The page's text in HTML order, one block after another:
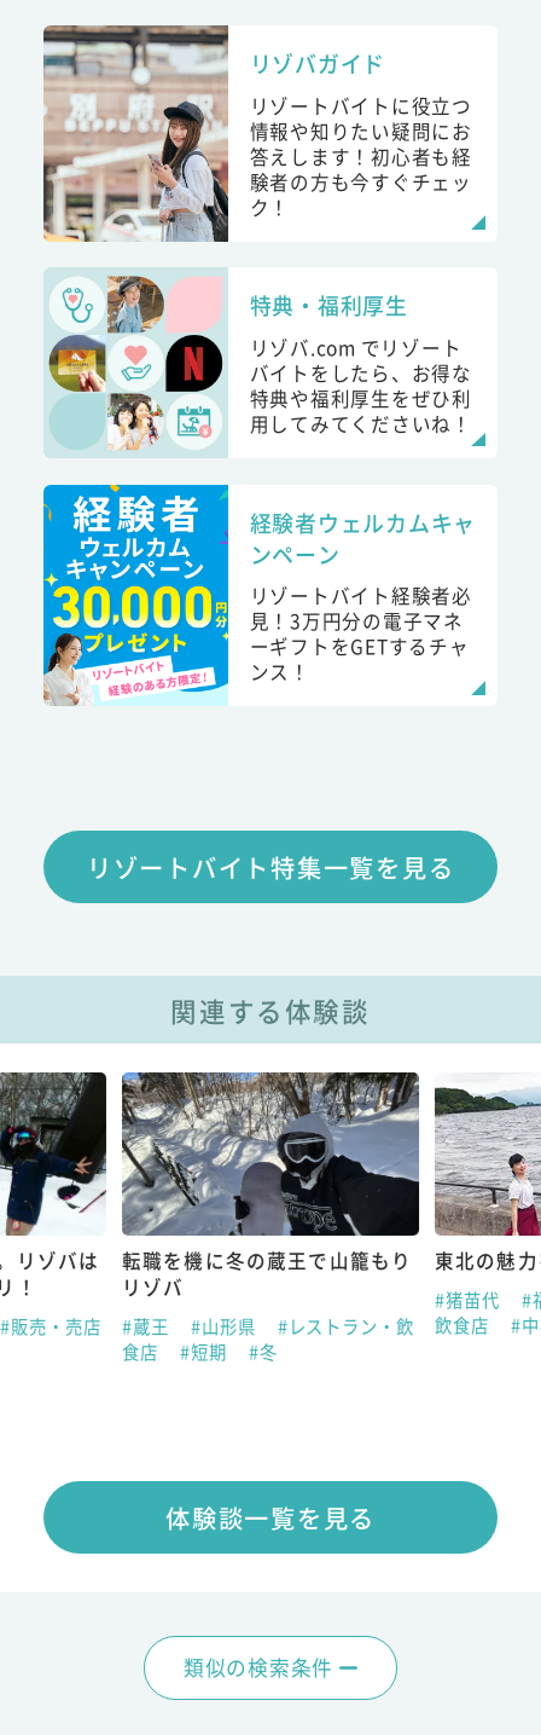
リゾバガイド
リゾートバイトに役立つ
情報や知りたい疑問にお
答えします！初心者も経
験者の方も今すぐチェッ
ク！
特典・福利厚生
リゾバ.com でリゾート
バイトをしたら、お得な
特典や福利厚生をぜひ利
用してみてくださいね！
経験者ウェルカムキャ
ンペーン
リゾートバイト経験者必
見！3万円分の電子マネ
ーギフトをGETするチャ
ンス！
リゾートバイト特集一覧を見る
関連する体験談
リゾバは
！
#販売・売店
転職を機に冬の蔵王で山籠もり
リゾバ
#蔵王 #山形県
#レストラン・飲
食店
#短期 #冬
東北の魅
#猪苗代
#
飲食店
#
体験談一覧を見る
類似の検索条件